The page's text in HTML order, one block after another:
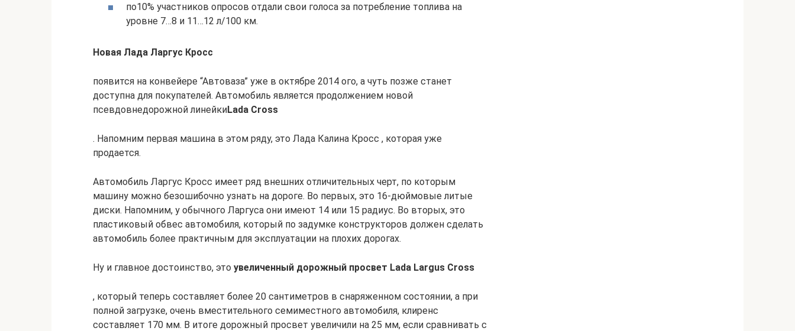
по10% участников опросов отдали свои голоса за потребление топлива на
уровне 7…8 и 11…12 л/100 км.
Новая Лада Ларгус Кросс
появится на конвейере “Автоваза” уже в октябре 2014 ого, а чуть позже станет
доступна для покупателей. Автомобиль является продолжением новой
псевдовнедорожной линейкиLada Cross
. Напомним первая машина в этом ряду, это Лада Калина Кросс , которая уже
продается.
Автомобиль Ларгус Кросс имеет ряд внешних отличительных черт, по которым
машину можно безошибочно узнать на дороге. Во первых, это 16-дюймовые литые
диски. Напомним, у обычного Ларгуса они имеют 14 или 15 радиус. Во вторых, это
пластиковый обвес автомобиля, который по задумке конструкторов должен сделать
автомобиль более практичным для эксплуатации на плохих дорогах.
Ну и главное достоинство, это увеличенный дорожный просвет Lada Largus Cross
, который теперь составляет более 20 сантиметров в снаряженном состоянии, а при
полной загрузке, очень вместительного семиместного автомобиля, клиренс
составляет 170 мм. В итоге дорожный просвет увеличили на 25 мм, если сравнивать с